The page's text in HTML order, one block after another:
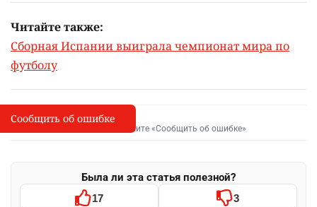
Читайте также:
Сборная Испании выиграла чемпионат мира по
футболу
I
Сообщить об опечатке
Выделите фрагмент и нажмите «Сообщить об ошибке»
Была ли эта статья полезной?
17 3
Сообщить об ошибке